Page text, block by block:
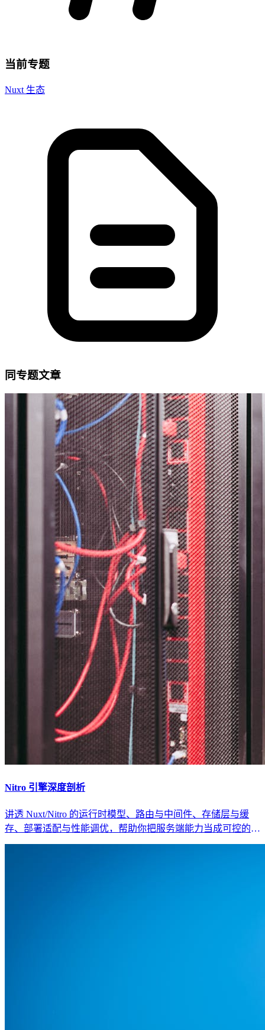
当前专题
Nuxt 生态
同专题文章
Nitro 引擎深度剖析
讲透 Nuxt/Nitro 的运行时模型、路由与中间件、存储层与缓
存、部署适配与性能调优，帮助你把服务端能力当成可控的工
程系统。